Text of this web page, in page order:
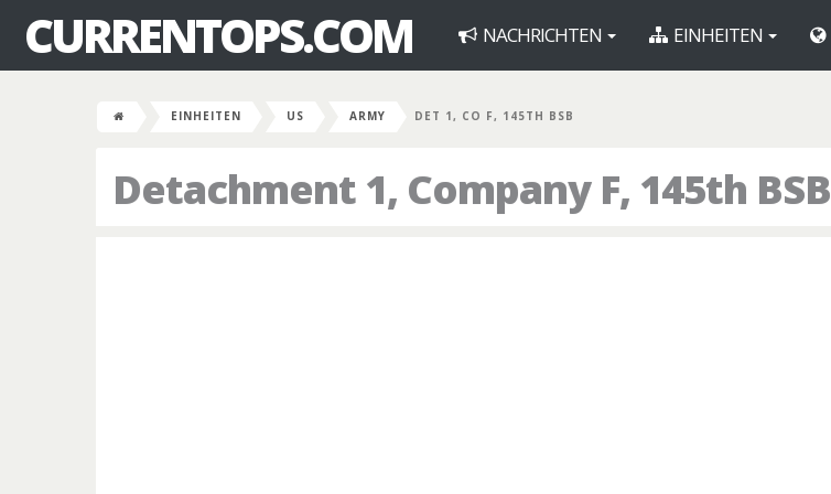
CURRENTOPS.COM NACHRICHTEN EINHEITEN
EINHEITEN US ARMY DET 1, CO F, 145TH BSB
Detachment 1, Company F, 145th BSB